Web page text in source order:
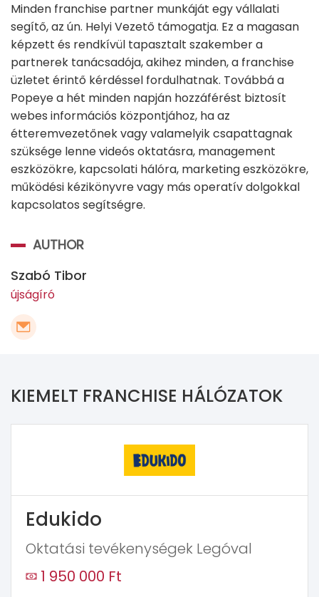
Minden franchise partner munkáját egy vállalati
segítő, az ún. Helyi Vezető támogatja. Ez a magasan
képzett és rendkívül tapasztalt szakember a
partnerek tanácsadója, akihez minden, a franchise
üzletet érintő kérdéssel fordulhatnak. Továbbá a
Popeye a hét minden napján hozzáférést biztosít
webes információs központjához, ha az
étteremvezetőnek vagy valamelyik csapattagnak
szüksége lenne videós oktatásra, management
eszközökre, kapcsolati hálóra, marketing eszközökre,
működési kézikönyvre vagy más operatív dolgokkal
kapcsolatos segítségre.
AUTHOR
Szabó Tibor
újságíró
KIEMELT FRANCHISE HÁLÓZATOK
Edukido
Oktatási tevékenységek Legóval
1 950 000 Ft